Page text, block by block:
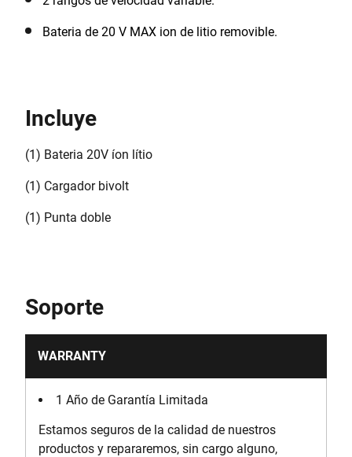
Bateria de 20 V MAX ion de litio removible.
Incluye
(1) Bateria 20V íon lítio
(1) Cargador bivolt
(1) Punta doble
Soporte
WARRANTY
1 Año de Garantía Limitada
Estamos seguros de la calidad de nuestros
productos y repararemos, sin cargo alguno,